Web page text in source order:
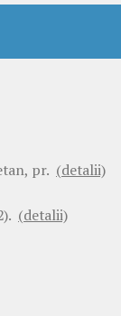
pr. (detalii)
(detalii)